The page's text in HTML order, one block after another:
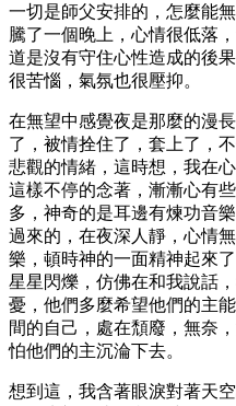
一切是師父安排的，怎麼能
騰了一個晚上，心情很低落
道是沒有守住心性造成的後
很苦惱，氣氛也很壓抑。
在無望中感覺夜是那麼的漫
了，被情拴住了，套上了，
悲觀的情緒，這時想，我在
這樣不停的念著，漸漸心有
多，神奇的是耳邊有煉功音
過來的，在夜深人靜，心情
樂，頓時神的一面精神起來
星星閃爍，仿佛在和我說話
憂，他們多麼希望他們的主
間的自己，處在頹廢，無奈
怕他們的主沉淪下去。
想到這，我含著眼淚對著天